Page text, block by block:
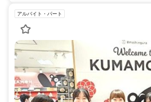
アルバイト・パート